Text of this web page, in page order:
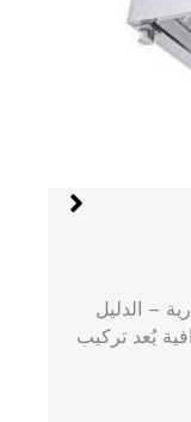
لتركيب هود